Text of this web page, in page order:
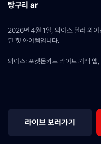
탕구리 ar
2026년 4월 1일, 와이스 딜러 와이
된 힛 아이템입니다.
와이스: 포켓몬카드 라이브 거래
라이브 보러가기